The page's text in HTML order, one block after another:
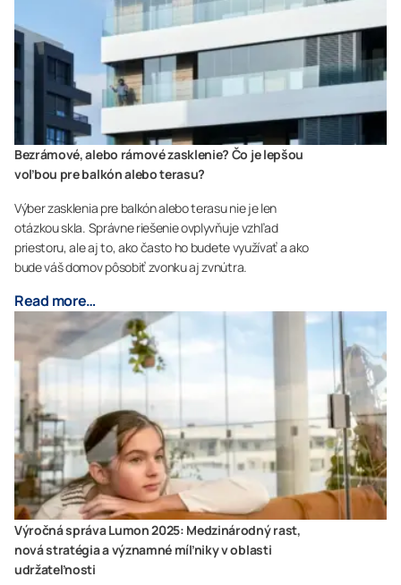
Bezrámové, alebo rámové zasklenie? Čo je lepšou
voľbou pre balkón alebo terasu?
Výber zasklenia pre balkón alebo terasu nie je len
otázkou skla. Správne riešenie ovplyvňuje vzhľad
priestoru, ale aj to, ako často ho budete využívať a ako
bude váš domov pôsobiť zvonku aj zvnútra.
Read more…
Výročná správa Lumon 2025: Medzinárodný rast,
nová stratégia a významné míľniky v oblasti
udržateľnosti